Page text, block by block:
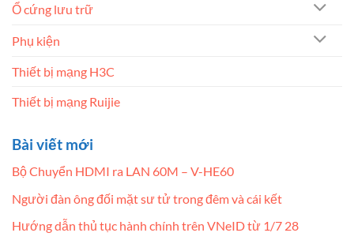
Ổ cứng lưu trữ
Phụ kiện
Thiết bị mạng H3C
Thiết bị mạng Ruijie
Bài viết mới
Bộ Chuyển HDMI ra LAN 60M – V-HE60
Người đàn ông đối mặt sư tử trong đêm và cái kết
Hướng dẫn thủ tục hành chính trên VNeID từ 1/7 28